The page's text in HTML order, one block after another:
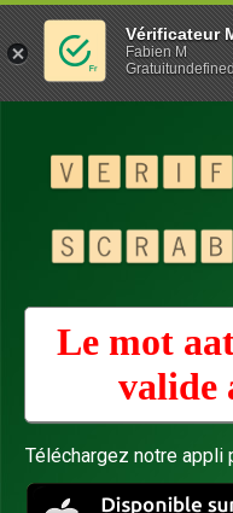
Le mot
valide
Téléchargez notre
Vérificateur
Fabien M
Gratuitundefined